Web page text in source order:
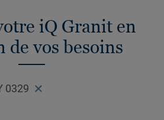
iQ Granit en
de vos besoins
0329